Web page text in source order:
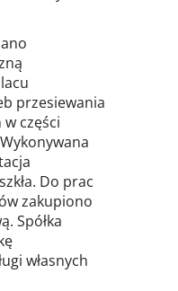
przesiewania
części
Do prac
zakupiono
Spółka
własnych